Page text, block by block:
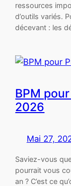
ressources
d’outils variés.
décevant : les
BPM
2026
Mai 27,
Saviez-vous
pourrait vous
an ? C’est ce